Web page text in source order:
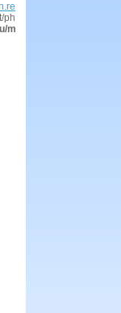
share/pear') in
modules/Encyclopedia/